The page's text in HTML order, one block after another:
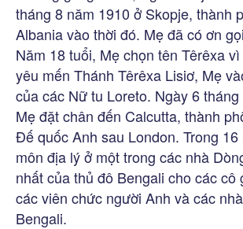
tháng 8 năm 1910 ở Skopje, thành
Albania vào thời đó. Mẹ đã có ơn
Năm 18 tuổi, Mẹ chọn tên Têrêxa
yêu mến Thánh Têrêxa Lisiơ, Mẹ
của các Nữ tu Loreto. Ngày 6
Mẹ đặt chân đến Calcutta, thành
Đế quốc Anh sau London. Trong
môn địa lý ở một trong các nhà
nhất của thủ đô Bengali cho các cô
các viên chức người Anh và các
Bengali.